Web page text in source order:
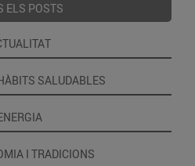
ELS POSTS
SALUDABLES
I TRADICIONS